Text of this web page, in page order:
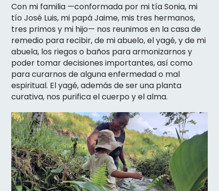
Con mi familia —conformada por mi tía Sonia, mi
tío José Luis, mi papá Jaime, mis tres hermanos,
tres primos y mi hijo— nos reunimos en la casa de
remedio para recibir, de mi abuelo, el yagé, y de mi
abuela, los riegos o baños para armonizarnos y
poder tomar decisiones importantes, así como
para curarnos de alguna enfermedad o mal
espiritual. El yagé, además de ser una planta
curativa, nos purifica el cuerpo y el alma.